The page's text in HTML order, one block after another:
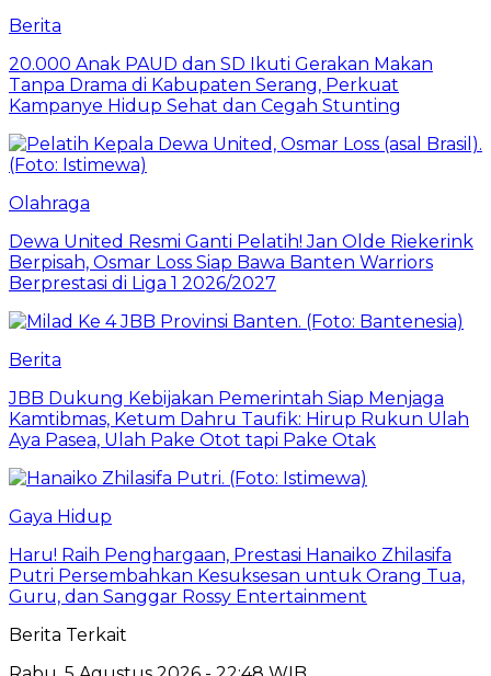
Berita
20.000 Anak PAUD dan SD Ikuti Gerakan Makan
Tanpa Drama di Kabupaten Serang, Perkuat
Kampanye Hidup Sehat dan Cegah Stunting
Olahraga
Dewa United Resmi Ganti Pelatih! Jan Olde Riekerink
Berpisah, Osmar Loss Siap Bawa Banten Warriors
Berprestasi di Liga 1 2026/2027
Berita
JBB Dukung Kebijakan Pemerintah Siap Menjaga
Kamtibmas, Ketum Dahru Taufik: Hirup Rukun Ulah
Aya Pasea, Ulah Pake Otot tapi Pake Otak
Gaya Hidup
Haru! Raih Penghargaan, Prestasi Hanaiko Zhilasifa
Putri Persembahkan Kesuksesan untuk Orang Tua,
Guru, dan Sanggar Rossy Entertainment
Berita Terkait